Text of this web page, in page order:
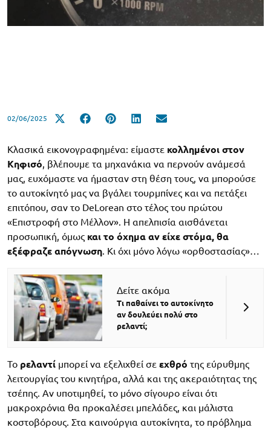
02/06/2025
Κλασικά εικονογραφημένα: είμαστε κολλημένοι στον
Κηφισό, βλέπουμε τα μηχανάκια να περνούν ανάμεσά
μας, ευχόμαστε να ήμασταν στη θέση τους, να μπορούσε
το αυτοκίνητό μας να βγάλει τουρμπίνες και να πετάξει
επιτόπου, σαν το DeLorean στο τέλος του πρώτου
«Επιστροφή στο Μέλλον». Η απελπισία αισθάνεται
προσωπική, όμως και το όχημα αν είχε στόμα, θα
εξέφραζε απόγνωση. Κι όχι μόνο λόγω «ορθοστασίας»…
Δείτε ακόμα
Τι παθαίνει το αυτοκίνητο
αν δουλεύει πολύ στο
ρελαντί;
Το ρελαντί μπορεί να εξελιχθεί σε εχθρό της εύρυθμης
λειτουργίας του κινητήρα, αλλά και της ακεραιότητας της
τσέπης. Αν υποτιμηθεί, το μόνο σίγουρο είναι ότι
μακροχρόνια θα προκαλέσει μπελάδες, και μάλιστα
κοστοβόρους. Στα καινούργια αυτοκίνητα, το πρόβλημα